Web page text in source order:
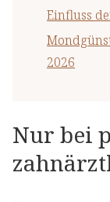
Einfluss
2026
Nur bei